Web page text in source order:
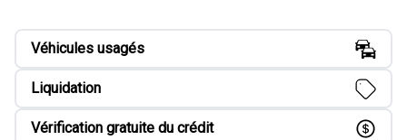
Véhicules usagés
Liquidation
Vérification gratuite du crédit